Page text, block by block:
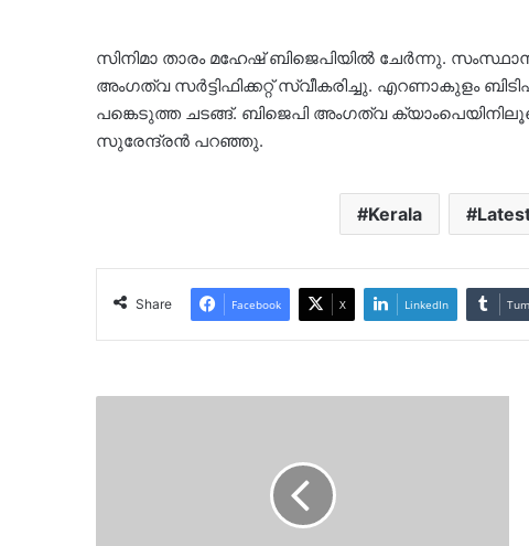
സിനിമാ താരം മഹേഷ് ബിജെപിയില്‍ ചേര്‍ന്നു.
അംഗത്വ സര്‍ട്ടിഫിക്കറ്റ് സ്വീകരിച്ചു. എറണാകുളം
പങ്കെടുത്ത ചടങ്ങ്. ബിജെപി അംഗത്വ
സുരേന്ദ്രന്‍ പറഞ്ഞു.
Kerala
Share Facebook X LinkedIn